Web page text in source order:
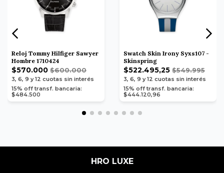
Reloj Tommy Hilfiger Sawyer
Hombre 1710424
$570.000 $600.000
3, 6, 9 y 12 cuotas sin interés
15% off transf. bancaria:
$484.500
Swatch Skin Irony Syxs107 -
Skinspring
$522.495,25 $549.995
3, 6, 9 y 12 cuotas sin interés
15% off transf. bancaria:
$444.120,96
HRO LUXE